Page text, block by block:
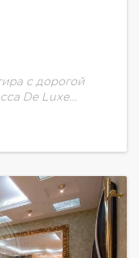
с дорогой
De Luxe
две части.